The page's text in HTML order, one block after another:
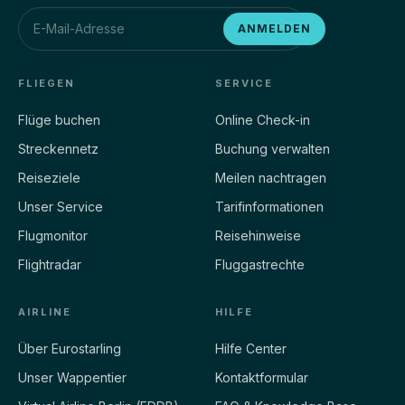
ESG5060
EDDB
ESG5080
EDDB
ESG5021
KORD
CRZ
ANMELDEN
FLIEGEN
Flüge buchen
Streckennetz
Reiseziele
Unser Service
Flugmonitor
Flightradar
SERVICE
Online Check-in
Buchung verwalten
Meilen nachtragen
Tarifinformationen
Reisehinweise
Fluggastrechte
AIRLINE
Über Eurostarling
Unser Wappentier
HILFE
Hilfe Center
Kontaktformular